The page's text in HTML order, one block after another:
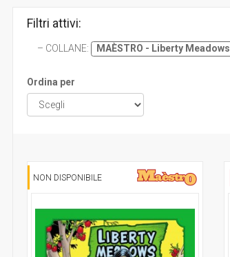
Filtri attivi:
COLLANE: MAÈSTRO - Liberty Meadows
Ordina per
NON DISPONIBILE